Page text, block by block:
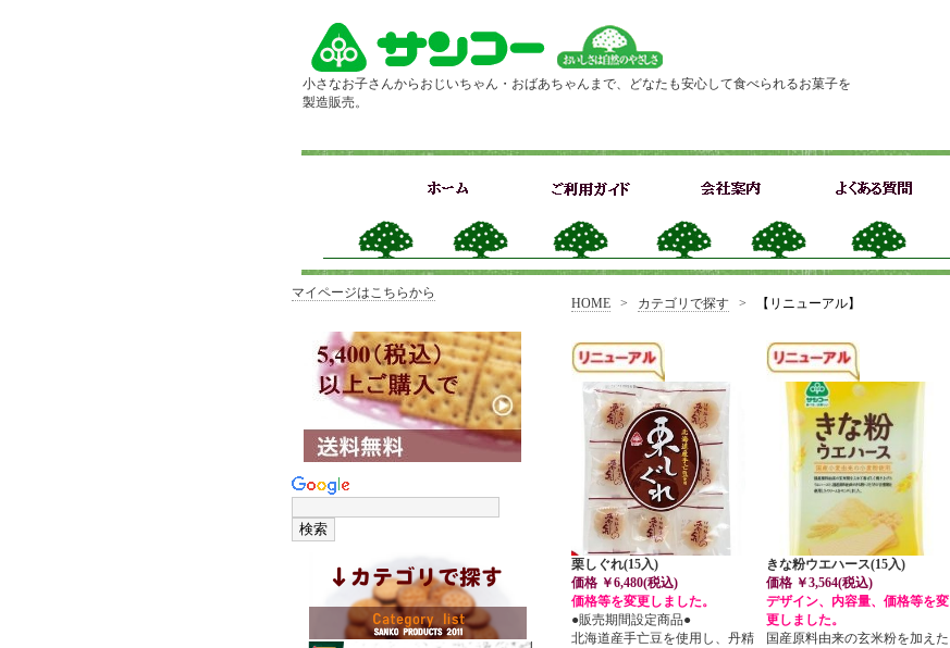
小さなお子さんからおじいちゃん・おばあちゃんまで、どなたも安心して食べられるお菓子を
製造販売。
HOME > カテゴリで探す > 【リニューアル】
栗しぐれ(15入)
価格 ￥6,480(税込)
価格等を変更しました。
●販売期間設定商品●
北海道産手亡豆を使用し、丹精
きな粉ウエハース(15入)
価格 ￥3,564(税込)
デザイン、内容量、価格等を変
更しました。
国産原料由来の玄米粉を加えた
マイページはこちらから